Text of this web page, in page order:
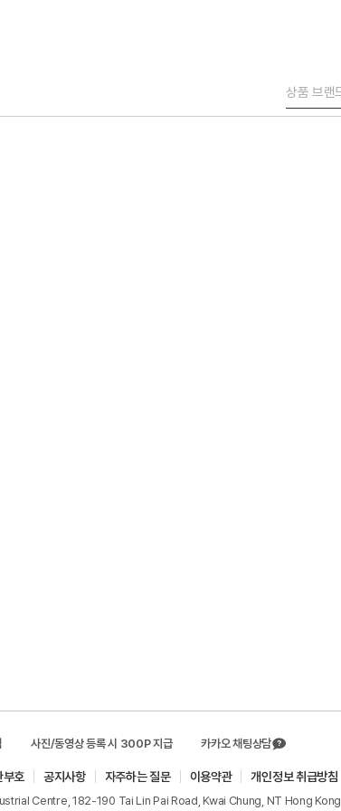
사진/동영상 등록 시 300P 지급 카카오 채팅상담
부호 공지사항 자주하는 질문 이용약관 개인정보 취급방침
Centre, 182-190 Tai Lin Pai Road, Kwai Chung, NT Hong Kong